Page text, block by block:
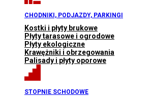
CHODNIKI, PODJAZDY, PARKINGI
Kostki i płyty brukowe
Płyty tarasowe i ogrodowe
Płyty ekologiczne
Krawężniki i obrzegowania
Palisady i płyty oporowe
STOPNIE SCHODOWE